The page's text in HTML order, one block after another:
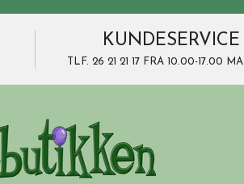
KUNDESERVICE
TLF. 26 21 21 17 FRA 10.00-17.00